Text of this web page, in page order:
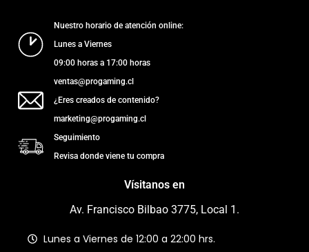
Nuestro horario de atención online:
Lunes a Viernes
09:00 horas a 17:00 horas
ventas@progaming.cl
¿Eres creados de contenido?
marketing@progaming.cl
Seguimiento
Revisa donde viene tu compra
Vísitanos en
Av. Francisco Bilbao 3775, Local 1.
Lunes a Viernes de 12:00 a 22:00 hrs.